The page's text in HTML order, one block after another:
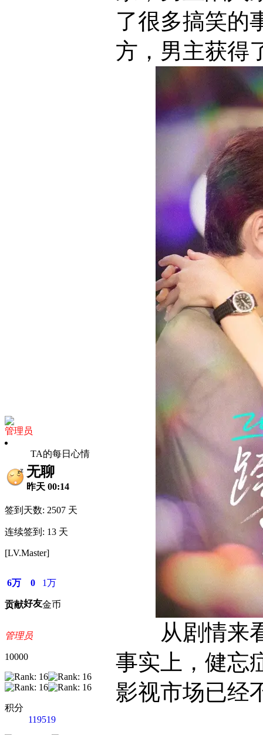
管理员
TA的每日心情
无聊
昨天 00:14
签到天数: 2507 天
连续签到: 13 天
[LV.Master]
6万
贡献
0
好友
1万
金币
管理员
10000
积分
119519
了很多搞笑的
方，男主获得
从剧情来看
事实上，健忘
影视市场已经